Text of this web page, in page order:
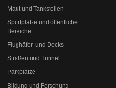
Maut und Tankstellen
Sportplätze und öffentliche
Bereiche
Flughäfen und Docks
Straßen und Tunnel
Parkplätze
Bildung und Forschung